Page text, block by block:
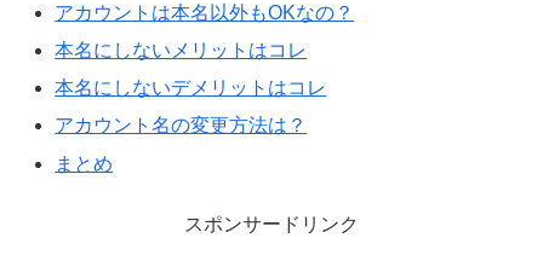
アカウントは本名以外もOKなの？
本名にしないメリットはコレ
本名にしないデメリットはコレ
アカウント名の変更方法は？
まとめ
スポンサードリンク